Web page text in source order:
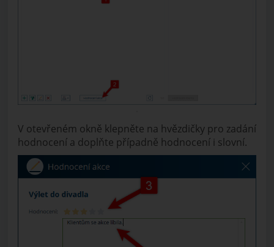
V otevřeném okně klepněte na hvězdičky pro zadání
hodnocení a doplňte případně hodnocení i slovní.